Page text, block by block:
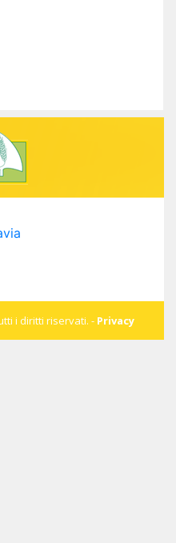
i diritti riservati. - Privacy